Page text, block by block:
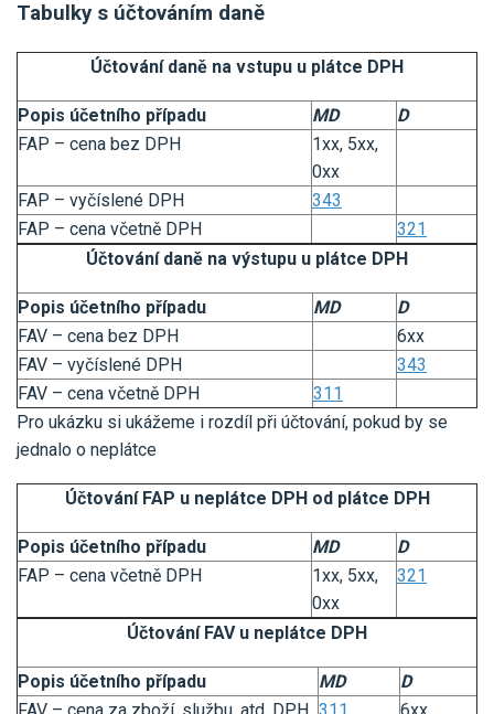
Tabulky s účtováním daně
Účtování daně na vstupu u plátce DPH
Popis účetního případu MD
D
FAP – cena bez DPH
1xx, 5xx,
0xx
FAP – vyčíslené DPH
343
FAP – cena včetně DPH
321
Účtování daně na výstupu u plátce DPH
Popis účetního případu MD
D
FAV – cena bez DPH
6xx
FAV – vyčíslené DPH
343
FAV – cena včetně DPH
311
Pro ukázku si ukážeme i rozdíl při účtování, pokud by se
jednalo o neplátce
Účtování FAP u neplátce DPH od plátce DPH
Popis účetního případu MD
D
FAP – cena včetně DPH
1xx, 5xx,
0xx
321
Účtování FAV u neplátce DPH
Popis účetního případu MD
D